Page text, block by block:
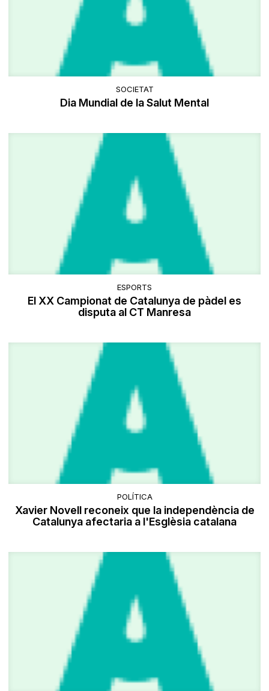
SOCIETAT
Dia Mundial de la Salut Mental
ESPORTS
El XX Campionat de Catalunya de pàdel es
disputa al CT Manresa
POLÍTICA
Xavier Novell reconeix que la independència de
Catalunya afectaria a l'Esglèsia catalana